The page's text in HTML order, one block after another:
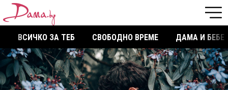
ВСИЧКО ЗА ТЕБ СВОБОДНО ВРЕМЕ ДАМА И БЕБЕ